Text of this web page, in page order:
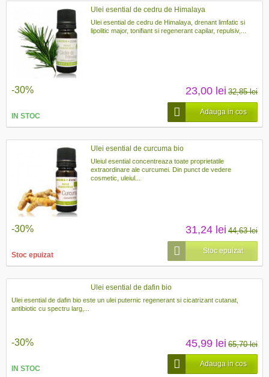
Ulei esential de cedru de Himalaya
Ulei esential de cedru de Himalaya, drenant limfatic si
lipolitic major, tonifiant si regenerant capilar, repulsiv,...
-30% 23,00 lei 32,85 lei
IN STOC
Adauga in cos
Ulei esential de curcuma bio
Uleiul esential concentreaza toate proprietatile
extraordinare ale curcumei. Din punct de vedere
cosmetic, uleiul...
-30% 31,24 lei 44,63 lei
Stoc epuizat
Stoc epuizat
Ulei esential de dafin bio
Ulei esential de dafin bio este un ulei puternic regenerant si cicatrizant cutanat,
antibiotic cu spectru larg,...
-30% 45,99 lei 65,70 lei
IN STOC
Adauga in cos